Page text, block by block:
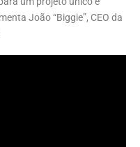
João “Biggie”, CEO da